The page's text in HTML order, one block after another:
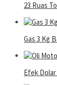
23 Ruas
Gas 3 Kg
Efek